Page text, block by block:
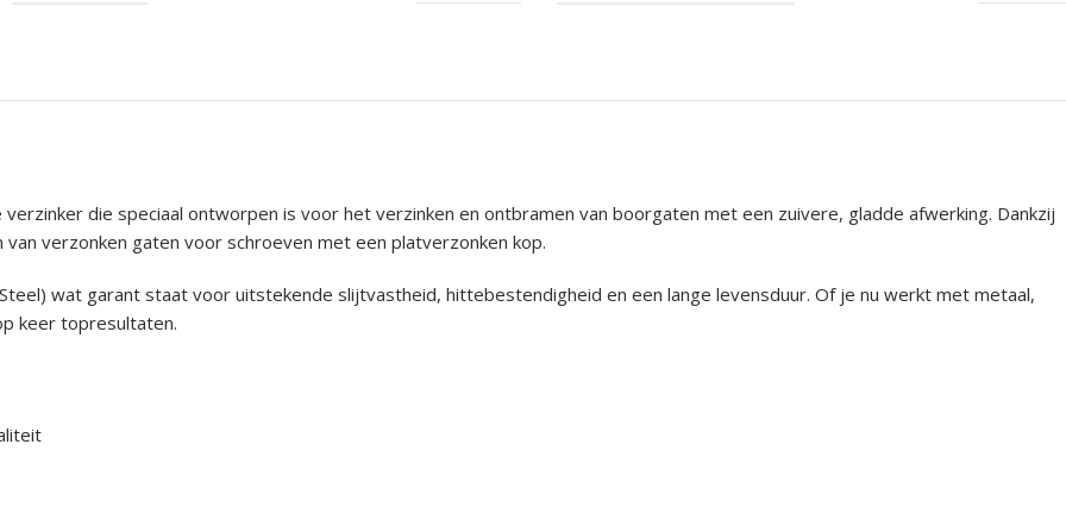
die speciaal ontworpen is voor het verzinken en ontbramen van boorgaten met een zuivere, gladde afwerking. Dankzij
verzonken gaten voor schroeven met een platverzonken kop.
wat garant staat voor uitstekende slijtvastheid, hittebestendigheid en een lange levensduur. Of je nu werkt met metaal,
keer topresultaten.